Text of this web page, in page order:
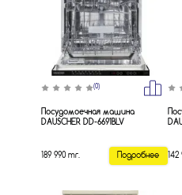
(0)
Посудомоечная машина
DAUSCHER DD-6691BLV
189 990 тг. Подробнее